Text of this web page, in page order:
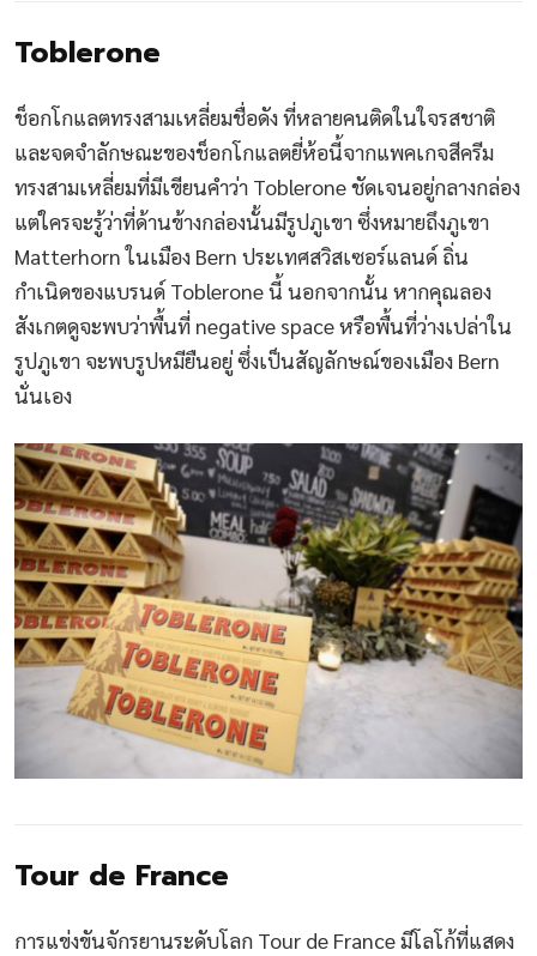
Toblerone
ช็อกโกแลตทรงสามเหลี่ยมชื่อดัง ที่หลายคนติดในใจรสชาติ
และจดจำลักษณะของช็อกโกแลตยี่ห้อนี้จากแพคเกจสีครีม
ทรงสามเหลี่ยมที่มีเขียนคำว่า Toblerone ชัดเจนอยู่กลางกล่อง
แต่ใครจะรู้ว่าที่ด้านข้างกล่องนั้นมีรูปภูเขา ซึ่งหมายถึงภูเขา
Matterhorn ในเมือง Bern ประเทศสวิสเซอร์แลนด์ ถิ่น
กำเนิดของแบรนด์ Toblerone นี้ นอกจากนั้น หากคุณลอง
สังเกตดูจะพบว่าพื้นที่ negative space หรือพื้นที่ว่างเปล่าใน
รูปภูเขา จะพบรูปหมียืนอยู่ ซึ่งเป็นสัญลักษณ์ของเมือง Bern
นั่นเอง
Tour de France
การแข่งขันจักรยานระดับโลก Tour de France มีโลโก้ที่แสดง